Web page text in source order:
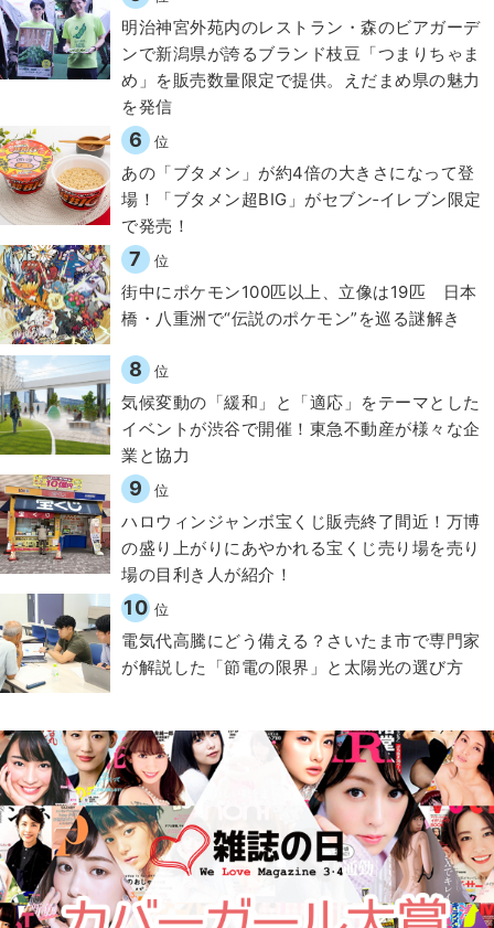
明治神宮外苑内のレストラン・森のビアガーデ
ンで新潟県が誇るブランド枝豆「つまりちゃま
め」を販売数量限定で提供。えだまめ県の魅力
を発信
6 位
あの「ブタメン」が約4倍の大きさになって登
場！「ブタメン超BIG」がセブン‐イレブン限定
で発売！
7 位
街中にポケモン100匹以上、立像は19匹 日本
橋・八重洲で“伝説のポケモン”を巡る謎解き
8 位
気候変動の「緩和」と「適応」をテーマとした
イベントが渋谷で開催！東急不動産が様々な企
業と協力
9 位
ハロウィンジャンボ宝くじ販売終了間近！万博
の盛り上がりにあやかれる宝くじ売り場を売り
場の目利き人が紹介！
10 位
電気代高騰にどう備える？さいたま市で専門家
が解説した「節電の限界」と太陽光の選び方